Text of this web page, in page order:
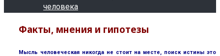
человека
Факты, мнения и гипотезы
Мысль человеческая никогда не стоит на месте, поиск истины это